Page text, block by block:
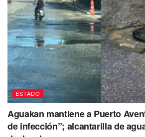
La joven fue reportada como
mayo de 2023. Hasta el momento se
persona no localizada, de tal forma
ESTADO
Aguakan mantiene a Puerto
de infección”; alcantarilla de